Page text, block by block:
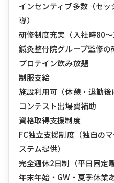
インセンティブ多数（セ
導）
研修制度充実（入社時80
鍼灸整骨院グループ監修の
プロテイン飲み放題
制服支給
施設利用可（休憩・退勤後
コンテスト出場費補助
資格取得支援制度
FC独立支援制度（独自の
ステム提供）
完全週休2日制（平日固定曜
年末年始・GW・夏季休業